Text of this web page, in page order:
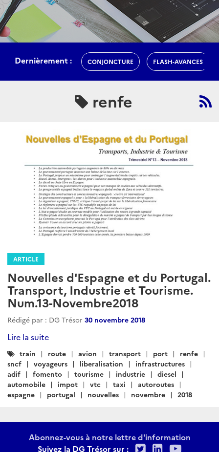
Dernièrement : CONJONCTURE FLASH-AVANCES
renfe
ARTICLE
Nouvelles d'Espagne et du Portugal.
Transport, Industrie et Tourisme.
Num.13-Novembre2018
Rédigé par : DG Trésor 30 novembre 2018
Lire la suite
Catégories
:
train route avion transport port
renfe
sncf
voyageurs liberalisation
infrastructures
adif
fomento tourisme industrie
diesel
automobile
impot vtc taxi
autoroutes
espagne
portugal nouvelles novembre 2018
Abonnez-vous à notre lettre d'information
Suivez la DG Trésor sur :
TwitterLinkedIn